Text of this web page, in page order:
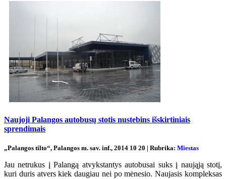
Naujoji Palangos autobusų stotis nustebins išskirtiniais
sprendimais
„Palangos tilto“, Palangos m. sav. inf., 2014 10 20 | Rubrika: Miestas
Jau netrukus į Palangą atvykstantys autobusai suks į naująją stotį,
kuri duris atvers kiek daugiau nei po mėnesio. Naujasis kompleksas